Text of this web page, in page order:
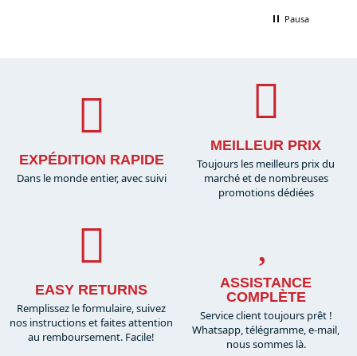
Pausa
EXPÉDITION RAPIDE
Dans le monde entier, avec suivi
MEILLEUR PRIX
Toujours les meilleurs prix du
marché et de nombreuses
promotions dédiées
EASY RETURNS
Remplissez le formulaire, suivez
nos instructions et faites attention
au remboursement. Facile!
ASSISTANCE
COMPLÈTE
Service client toujours prêt !
Whatsapp, télégramme, e-mail,
nous sommes là.​